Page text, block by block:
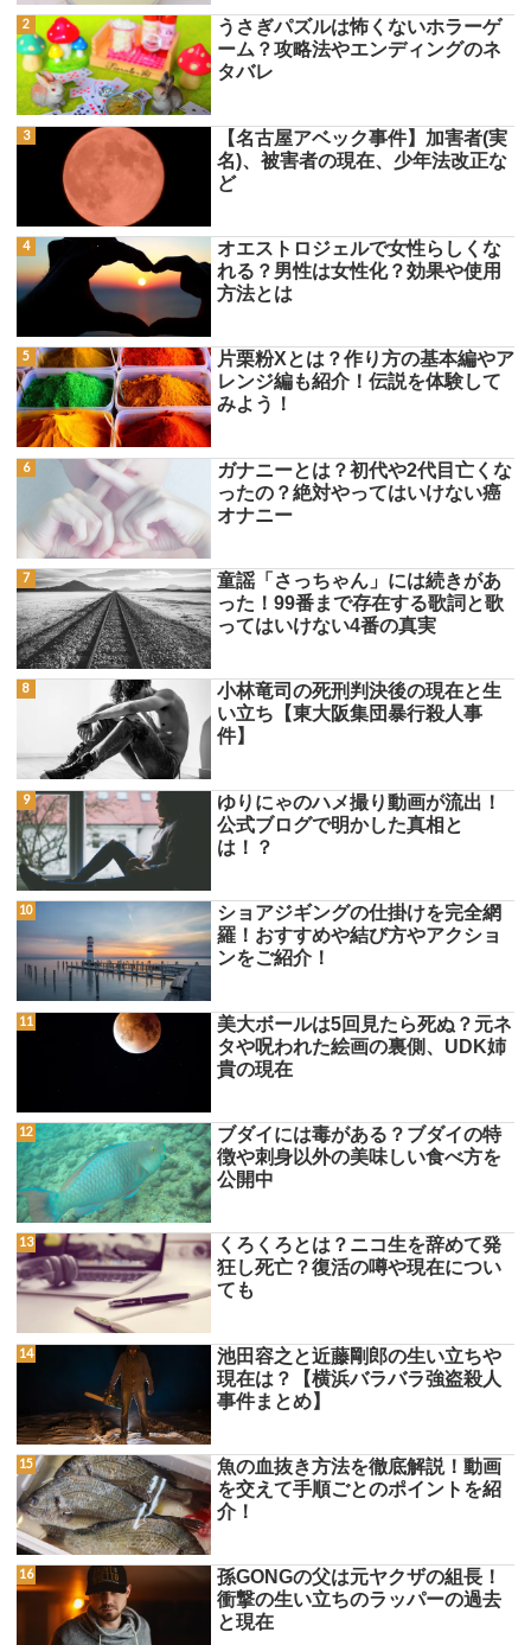
うさぎパズルは怖くないホラーゲ
ーム？攻略法やエンディングのネ
タバレ
【名古屋アベック事件】加害者(実
名)、被害者の現在、少年法改正な
ど
オエストロジェルで女性らしくな
れる？男性は女性化？効果や使用
方法とは
片栗粉Xとは？作り方の基本編やア
レンジ編も紹介！伝説を体験して
みよう！
ガナニーとは？初代や2代目亡くな
ったの？絶対やってはいけない癌
オナニー
童謡「さっちゃん」には続きがあ
った！99番まで存在する歌詞と歌
ってはいけない4番の真実
小林竜司の死刑判決後の現在と生
い立ち【東大阪集団暴行殺人事
件】
ゆりにゃのハメ撮り動画が流出！
公式ブログで明かした真相と
は！？
ショアジギングの仕掛けを完全網
羅！おすすめや結び方やアクショ
ンをご紹介！
美大ボールは5回見たら死ぬ？元ネ
タや呪われた絵画の裏側、UDK姉
貴の現在
ブダイには毒がある？ブダイの特
徴や刺身以外の美味しい食べ方を
公開中
くろくろとは？ニコ生を辞めて発
狂し死亡？復活の噂や現在につい
ても
池田容之と近藤剛郎の生い立ちや
現在は？【横浜バラバラ強盗殺人
事件まとめ】
魚の血抜き方法を徹底解説！動画
を交えて手順ごとのポイントを紹
介！
孫GONGの父は元ヤクザの組長！
衝撃の生い立ちのラッパーの過去
と現在